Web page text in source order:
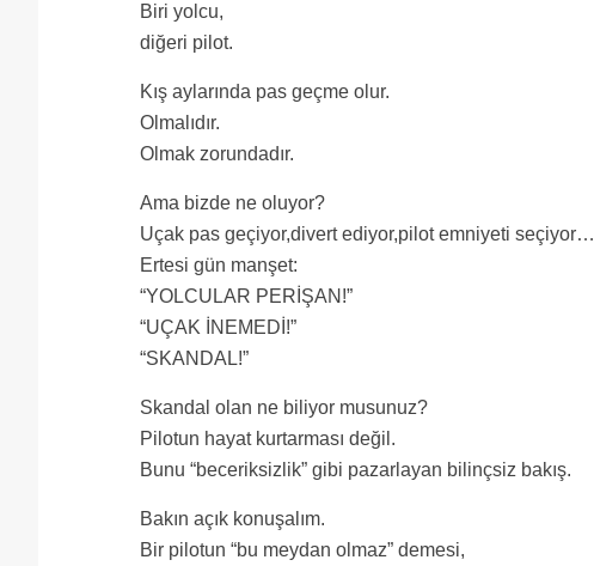
Biri yolcu,
diğeri pilot.
Kış aylarında pas geçme olur.
Olmalıdır.
Olmak zorundadır.
Ama bizde ne oluyor?
Uçak pas geçiyor,divert ediyor,pilot emniyeti seçiyor…
Ertesi gün manşet:
“YOLCULAR PERİŞAN!”
“UÇAK İNEMEDİ!”
“SKANDAL!”
Skandal olan ne biliyor musunuz?
Pilotun hayat kurtarması değil.
Bunu “beceriksizlik” gibi pazarlayan bilinçsiz bakış.
Bakın açık konuşalım.
Bir pilotun “bu meydan olmaz” demesi,